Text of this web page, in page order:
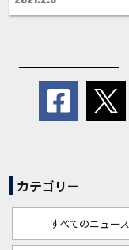
カテゴリー
すべてのニュース